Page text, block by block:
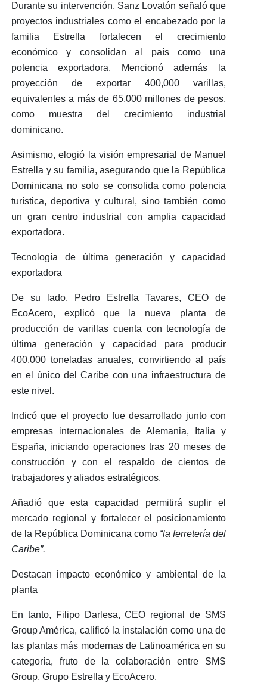
Durante su intervención, Sanz Lovatón señaló que
proyectos industriales como el encabezado por la
familia Estrella fortalecen el crecimiento
económico y consolidan al país como una
potencia exportadora. Mencionó además la
proyección de exportar 400,000 varillas,
equivalentes a más de 65,000 millones de pesos,
como muestra del crecimiento industrial
dominicano.
Asimismo, elogió la visión empresarial de Manuel
Estrella y su familia, asegurando que la República
Dominicana no solo se consolida como potencia
turística, deportiva y cultural , sino también como
un gran centro industrial conamplia capacidad
exportadora.
Tecnología de última generación y capacidad
exportadora
De su lado, Pedro Estrella Tavares, CEO de
EcoAcero, explicó que la nueva planta de
producción de varillas cuenta contecnología de
última generación y capacidad para producir
400,000 toneladas anuales, convirtiendo al país
en el único del Caribecon una infraestructura de
este nivel.
Indicó que el proyecto fue desarrollado junto con
empresas internacionales de Alemania, Italia y
España, iniciando operaciones tras 20 meses de
construcción y con el respaldo de cientos de
trabajadores y aliados estratégicos.
Añadió que esta capacidad permitirá suplir el
mercado regional y fortalecer el posicionamiento
de la República Dominicana como “la ferretería del
Caribe”.
Destacan impacto económico y ambiental de la
planta
En tanto, Filipo Darlesa, CEO regional de SMS
Group América, calificó la instalación como una de
las plantas más modernas de Latinoamérica en su
categoría, fruto de la colaboración entre SMS
Group, Grupo Estrella y EcoAcero.